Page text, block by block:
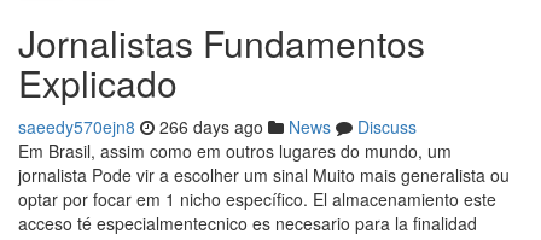
Jornalistas Fundamentos
Explicado
saeedy570ejn8 266 days ago News
Discuss
Em Brasil, assim como em outros lugares do mundo, um
jornalista Pode vir a escolher um sinal Muito mais generalista ou
optar por focar em 1 nicho específico. El almacenamiento este
acceso té especialmentecnico es necesario para la finalidad